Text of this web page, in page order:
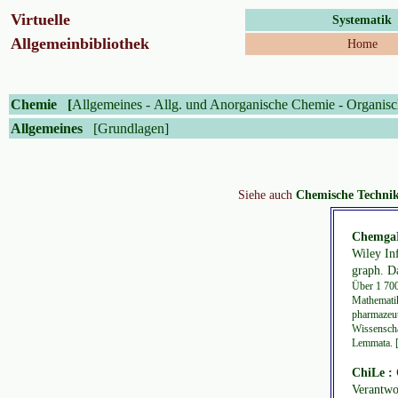
Virtuelle Systematik
Allgemeinbibliothek Home
Chemie [Allgemeines - Allg. und Anorganische Chemie -
Allgemeines
[Grundlagen]
Siehe auch Chemische
Wiley
graph.
Über 1
Lemmata.
ChiLe :